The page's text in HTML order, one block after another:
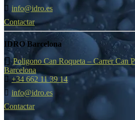
info@idro.es
Contactar
IDRO Barcelona
Poligono Can Roqueta – Carrer Can
Barcelona
+34 662 11 39 14
info@idro.es
Contactar